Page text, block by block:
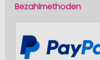
Bezahlmethoden